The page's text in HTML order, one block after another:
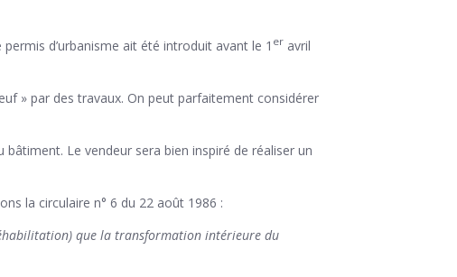
d’urbanisme ait été introduit avant le 1 eravril
» par des travaux. On peut parfaitement considérer
Le vendeur sera bien inspiré de réaliser un
la circulaire n° 6 du 22 août 1986 :
que la transformation intérieure du